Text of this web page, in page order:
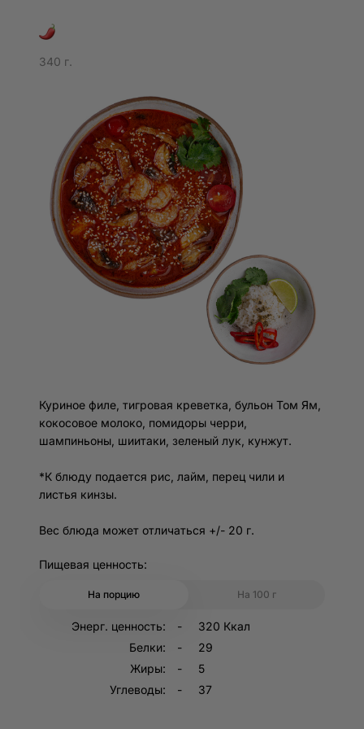
340 г.
Куриное филе, тигровая креветка, бульон Том Ям,
кокосовое молоко, помидоры черри,
шампиньоны, шиитаки, зеленый лук, кунжут.
*К блюду подается рис, лайм, перец чили и
листья кинзы.
Пищевая ценность:
На порцию На 100 г
Энерг. ценность:
320 Ккал
Белки:
29
Жиры:
5
Углеводы:
37
Другое время
Регистрация
Российской Федерации и обрабатываются в целях
согласия пользователя, выраженного посредством
нажатия кнопки «Согласен» во всплывающем окне
Какие cookie мы используем?
Мы используем технические cookie для обеспечения
корректной работы сайта, функциональные cookie для
сохранения пользовательских настроек и аналитические
cookie для сбора статистики и анализа посещаемости с
использованием сервиса Яндекс.Метрика.
Можно ли отказаться от использования cookie?
Вы можете отказаться от использования аналитических
cookie при первом посещении сайта или изменить своё
решение позднее через настройки cookie. Также вы
можете управлять файлами cookie через настройки
работе отдельных функций сайта.